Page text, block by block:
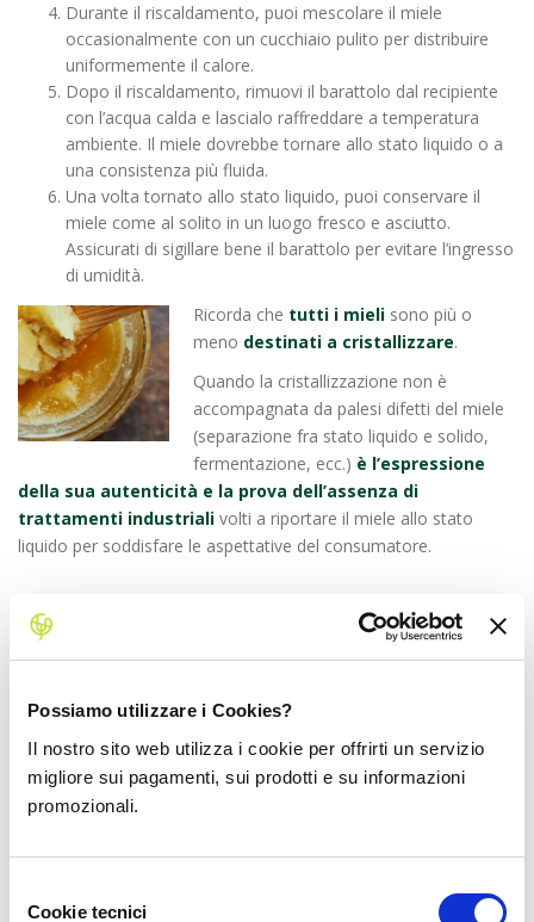
Possiamo utilizzare i Cookies?
Il nostro sito web utilizza i cookie per offrirti un servizio
migliore sui pagamenti, sui prodotti e su informazioni
promozionali.
delCookie tecnici
Durante il riscaldamento, puoi mescolare il miele
occasionalmente con un cucchiaio pulito per distribuire
uniformemente il calore.
Dopo il riscaldamento, rimuovi il barattolo dal recipiente
con l’acqua calda e lascialo raffreddare a temperatura
ambiente. Il miele dovrebbe tornare allo stato liquido o a
una consistenza più fluida.
Una volta tornato allo stato liquido, puoi conservare il
miele come al solito in un luogo fresco e asciutto.
Assicurati di sigillare bene il barattolo per evitare l’ingresso
di umidità.
Ricorda che tutti i mieli sono più o
meno destinati a cristallizzare.
Quando la cristallizzazione non è
accompagnata da palesi difetti del miele
(separazione fra stato liquido e solido,
fermentazione, ecc.) è l’espressione
della sua autenticità e la prova dell’assenza di
trattamenti industriali volti a riportare il miele allo stato
liquido per soddisfare le aspettative del consumatore.
COME SI CONSERVA IL MIELE?
Per una corretta conservazione e un buon mantenimento delle
accorgimenti:
Conserva il miele in un contenitore ermeticoo in un
barattolo di vetro con un coperchio ben sigillato. Il miele
può assorbire umidità dall’ambiente, quindi questo tipo di
Evita di far entrare l’umiditànel contenitore di miele.
eventuali residui di miele dal bordo del contenitore per